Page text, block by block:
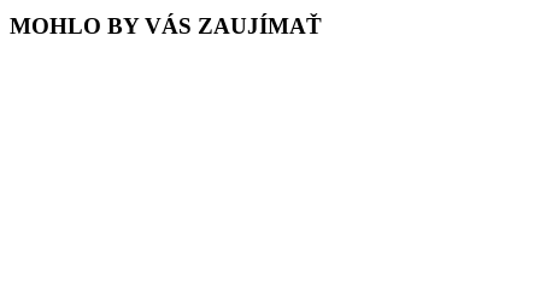
MOHLO BY VÁS ZAUJÍMAŤ